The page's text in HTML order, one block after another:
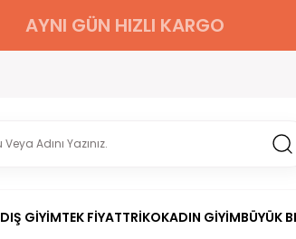
AYNI GÜN HIZLI KARGO
DIŞ GİYİMTEK FİYATTRİKOKADIN GİYİMBÜYÜK